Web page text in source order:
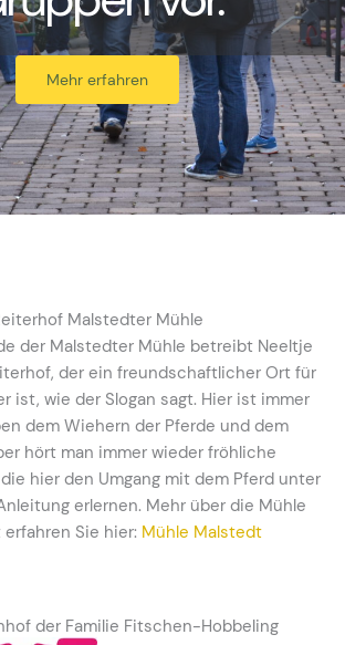
Mehr erfahren
Malstedter Mühle
der Malstedter Mühle betreibt Neeltje
der ein freundschaftlicher Ort für
ist, wie der Slogan sagt. Hier ist immer
dem Wiehern der Pferde und dem
hört man immer wieder fröhliche
hier den Umgang mit dem Pferd unter
erlernen. Mehr über die Mühle
Sie hier: Mühle Malstedt
der Familie Fitschen-Hobbeling